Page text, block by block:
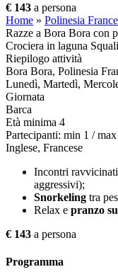
€ 143 a persona
Home » Polinesia
Razze a Bora Bora con
Crociera in laguna
Riepilogo attività
Bora Bora, Polinesia
Lunedì, Martedì,
Giornata
Barca
Età minima 4
Partecipanti: min 1 /
Inglese, Francese
Incontri
aggressivi);
Snorkeling tra
Relax e pranzo
€ 143 a persona
Programma